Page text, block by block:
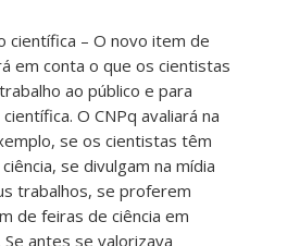
científica – O novo item de
em conta o que os cientistas
ao público e para
O CNPq avaliará na
se os cientistas têm
se divulgam na mídia
trabalhos, se proferem
de feiras de ciência em
antes se valorizava